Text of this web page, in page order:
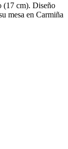
(17 cm). Diseño
mesa en Carmiña